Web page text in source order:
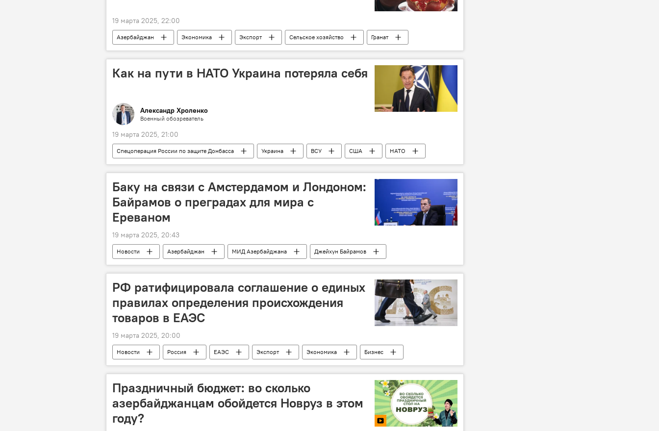
19 марта 2025, 22:00
Азербайджан Экономика Экспорт Сельское хозяйство
Гранат
мнение
Россия
Как на пути в НАТО Украина потеряла себя
Александр Хроленко
Военный обозреватель
19 марта 2025, 21:00
Спецоперация России по защите Донбасса Украина ВСУ США
НАТО
Россия
Членство Черное море ЦРУ Европа
Баку на связи с Амстердамом и Лондоном:
Байрамов о преградах для мира с
Ереваном
19 марта 2025, 20:43
Новости Азербайджан МИД Азербайджана
Джейхун Байрамов
Политика
Великобритания Нидерланды
Минская группа ОБСЕ
РФ ратифицировала соглашение о единых
правилах определения происхождения
товаров в ЕАЭС
19 марта 2025, 20:00
Новости Россия ЕАЭС Экспорт Экономика Бизнес
Праздничный бюджет: во сколько
азербайджанцам обойдется Новруз в этом
году?